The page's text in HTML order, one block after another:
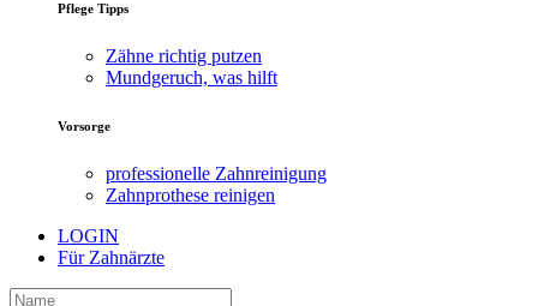
Pflege Tipps
Zähne richtig putzen
Mundgeruch, was hilft
Vorsorge
professionelle Zahnreinigung
Zahnprothese reinigen
LOGIN
Für Zahnärzte